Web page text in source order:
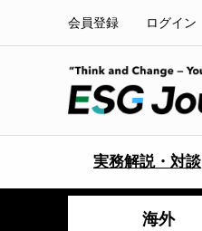
会員登録 ログイン
実務解説・対談
海外